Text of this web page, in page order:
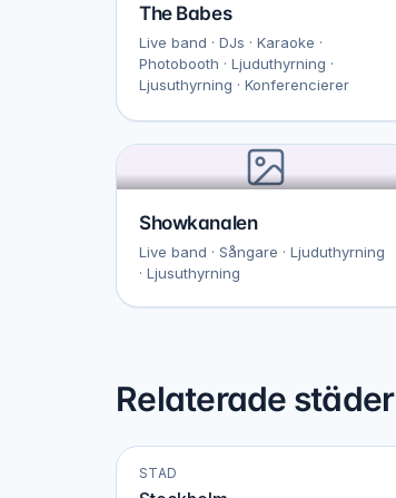
The Babes
Live band · DJs · Karaoke ·
Photobooth · Ljuduthyrning ·
Ljusuthyrning · Konferencierer
Showkanalen
Live band · Sångare · Ljuduthyrning
· Ljusuthyrning
Relaterade städer
STAD